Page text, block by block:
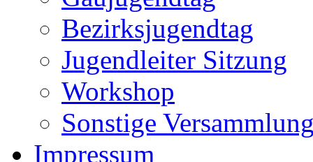
Bezirksjugendtag
Jugendleiter Sitzung
Workshop
Sonstige
Impressum